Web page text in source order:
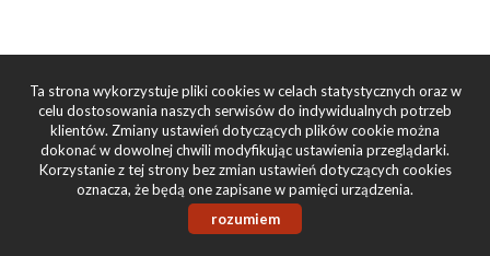
Ta strona wykorzystuje pliki cookies w celach statystycznych oraz w
celu dostosowania naszych serwisów do indywidualnych potrzeb
klientów. Zmiany ustawień dotyczących plików cookie można
dokonać w dowolnej chwili modyfikując ustawienia przeglądarki.
Korzystanie z tej strony bez zmian ustawień dotyczących cookies
oznacza, że będą one zapisane w pamięci urządzenia.
rozumiem